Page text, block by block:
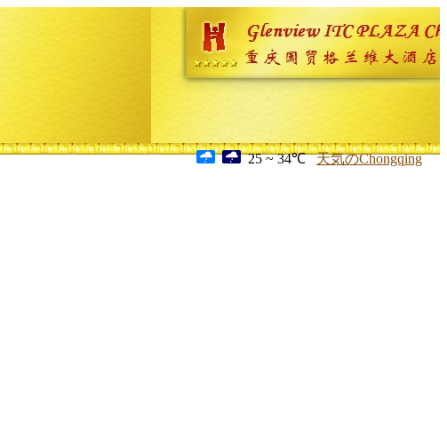
25 ~ 34℃ 天気のChongqing